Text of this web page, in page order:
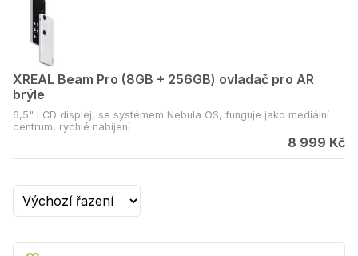
XREAL Beam Pro (8GB + 256GB) ovladač pro AR
brýle
6,5" LCD displej, se systémem Nebula OS, funguje jako mediální
centrum, rychlé nabíjení
8 999 Kč